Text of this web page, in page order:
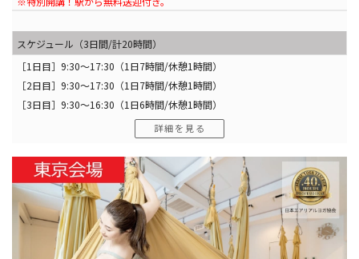
スケジュール（3日間/計20時間）
［1日目］9:30〜17:30（1日7時間/休憩1時間）
［2日目］9:30〜17:30（1日7時間/休憩1時間）
［3日目］9:30〜16:30（1日6時間/休憩1時間）
詳細を見る